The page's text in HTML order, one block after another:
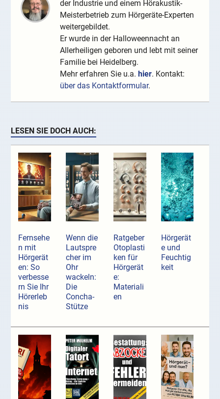
der Industrie und einem Hörakustik-
Meisterbetrieb zum Hörgeräte-Experten
weitergebildet.
Er wurde in der Halloweennacht an
Allerheiligen geboren und lebt mit seiner
Familie bei Heidelberg.
Mehr erfahren Sie u.a.hier. Kontakt:
über das Kontaktformular.
LESEN SIE DOCH AUCH:
Fernsehe
n mit
Hörgerät
en: So
verbesse
rn Sie Ihr
Hörerleb
nis
Wenn die
Lautspre
cher im
Ohr
wackeln:
Die
Concha-
Stütze
Ratgeber
Otoplasti
ken für
Hörgerät
e:
Materiali
en
Hörgerät
e und
Feuchtig
keit